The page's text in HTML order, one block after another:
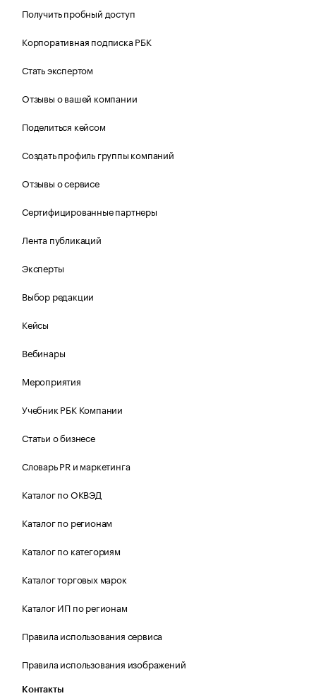
Получить пробный доступ
Корпоративная подписка РБК
Стать экспертом
Отзывы о вашей компании
Поделиться кейсом
Создать профиль группы компаний
Отзывы о сервисе
Сертифицированные партнеры
Лента публикаций
Эксперты
Выбор редакции
Кейсы
Вебинары
Мероприятия
Учебник РБК Компании
Статьи о бизнесе
Словарь PR и маркетинга
Каталог по ОКВЭД
Каталог по регионам
Каталог по категориям
Каталог торговых марок
Каталог ИП по регионам
Правила использования сервиса
Правила использования изображений
Контакты